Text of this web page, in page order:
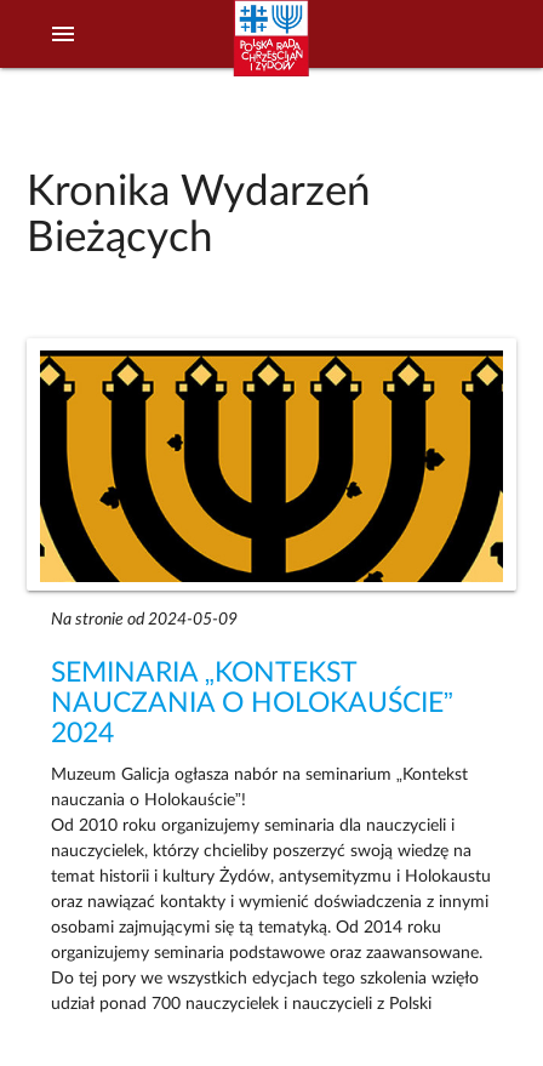
menu
Kronika Wydarzeń
Bieżących
Na stronie od 2024-05-09
SEMINARIA „KONTEKST
NAUCZANIA O HOLOKAUŚCIE”
2024
Muzeum Galicja ogłasza nabór na seminarium „Kontekst
nauczania o Holokauście”!
Od 2010 roku organizujemy seminaria dla nauczycieli i
nauczycielek, którzy chcieliby poszerzyć swoją wiedzę na
temat historii i kultury Żydów, antysemityzmu i Holokaustu
oraz nawiązać kontakty i wymienić doświadczenia z innymi
osobami zajmującymi się tą tematyką. Od 2014 roku
organizujemy seminaria podstawowe oraz zaawansowane.
Do tej pory we wszystkich edycjach tego szkolenia wzięło
udział ponad 700 nauczycielek i nauczycieli z Polski